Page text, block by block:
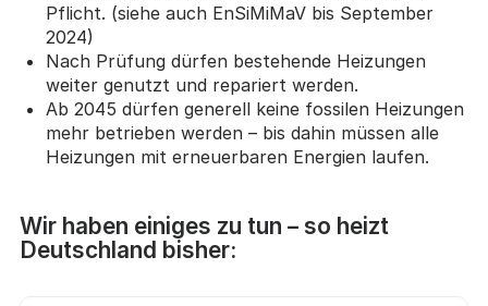
Pflicht. (siehe auch EnSiMiMaV bis September
2024)
Nach Prüfung dürfen bestehende Heizungen
weiter genutzt und repariert werden.
Ab 2045 dürfen generell keine fossilen Heizungen
mehr betrieben werden – bis dahin müssen alle
Heizungen mit erneuerbaren Energien laufen.
Wir haben einiges zu tun – so heizt
Deutschland bisher: